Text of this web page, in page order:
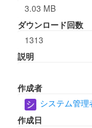
3.03 MB
ダウンロード回数
1313
説明
作成者
システム管理
作成日